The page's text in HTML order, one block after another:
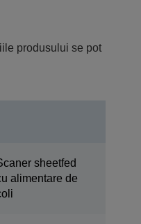
produsului se pot
sheetfed
alimentare de